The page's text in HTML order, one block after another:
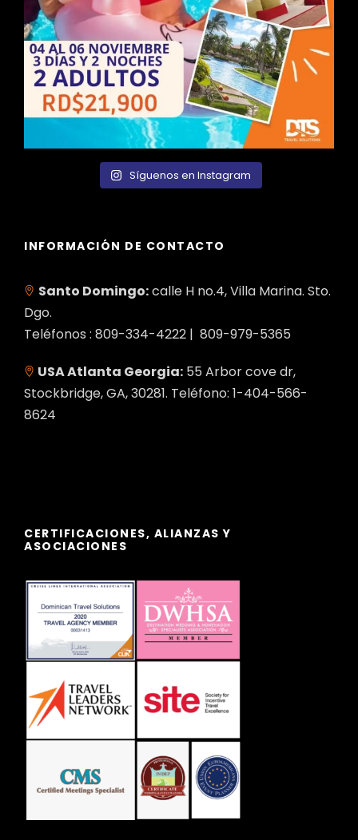
Síguenos en Instagram
INFORMACIÓN DE CONTACTO
Santo Domingo:calle H no.4, Villa Marina. Sto.
Dgo.
Teléfonos : 809-334-4222 | 809-979-5365
USA Atlanta Georgia: 55 Arbor cove dr,
Stockbridge, GA, 30281. Teléfono: 1-404-566-
8624
CERTIFICACIONES, ALIANZAS Y
ASOCIACIONES